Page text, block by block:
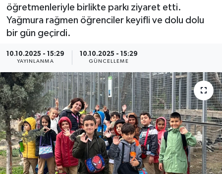
öğretmenleriyle birlikte parkı ziyaret etti.
Yağmura rağmen öğrenciler keyifli ve dolu dolu
bir gün geçirdi.
10.10.2025 - 15:29
YAYINLANMA
10.10.2025 - 15:29
GÜNCELLEME